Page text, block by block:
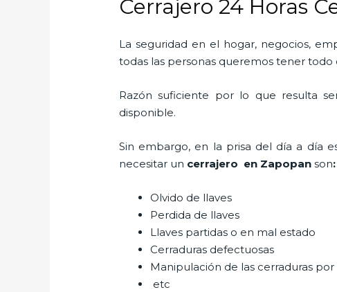
Cerrajero 24 Horas
La seguridad en el hogar, negocios,
todas las personas queremos tener
Razón suficiente por lo que resulta
disponible.
Sin embargo, en la prisa del día a día
necesitar un cerrajero en Zapopan son:
Olvido de llaves
Perdida de llaves
Llaves partidas o en mal estado
Cerraduras defectuosas
Manipulación de las cerraduras
etc